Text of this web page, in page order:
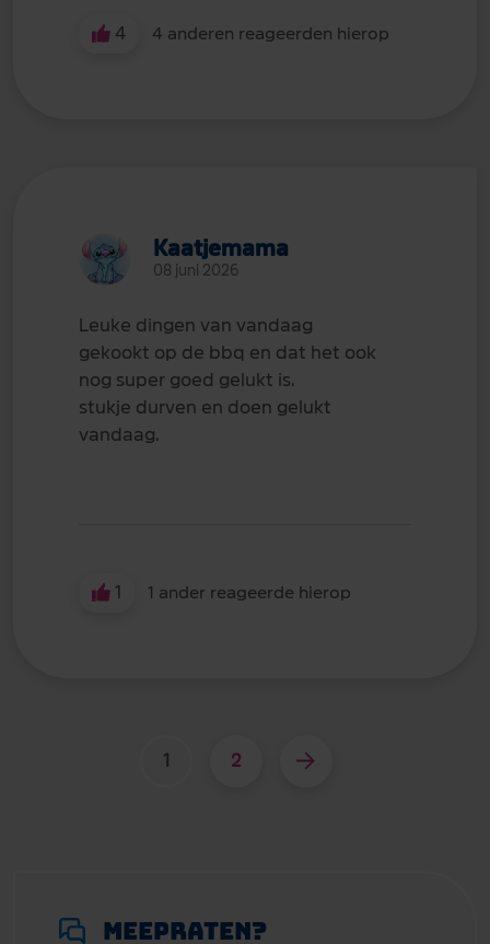
4 4 anderen reageerden hierop
Kaatjemama
08 juni 2026
Leuke dingen van vandaag
gekookt op de bbq en dat het ook
nog super goed gelukt is.
stukje durven en doen gelukt
vandaag.
1 1 ander reageerde hierop
1 2
Meepraten?